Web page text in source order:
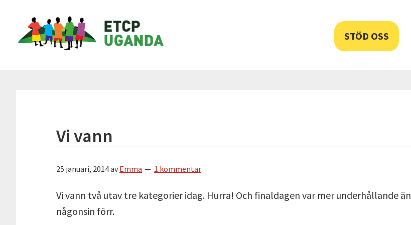
huvudnavigering
huvudinnehåll
sidfot
ETCP
Uganda
STÖD OSS
Vi vann
25 januari, 2014avEmma 1 kommentar
Vi vann två utav tre kategorier idag. Hurra! Och finaldagen var mer underhållande än
någonsin förr.